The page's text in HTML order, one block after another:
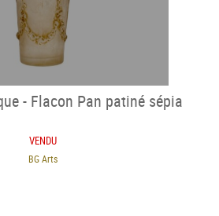
- Flacon Pan patiné sépia
VENDU
BG Arts